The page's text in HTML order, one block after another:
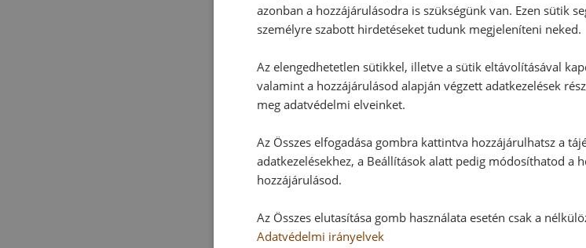
azonban a hozzájárulásodra is szükségünk van. Ezen sütik
személyre szabott hirdetéseket tudunk megjeleníteni neked.
Az elengedhetetlen sütikkel, illetve a sütik eltávolításával
valamint a hozzájárulásod alapján végzett adatkezelések
meg adatvédelmi elveinket.
Az Összes elfogadása gombra kattintva hozzájárulhatsz a
adatkezelésekhez, a Beállítások alatt pedig módosíthatod a
hozzájárulásod.
Az Összes elutasítása gomb használata esetén csak a
Adatvédelmi irányelvek